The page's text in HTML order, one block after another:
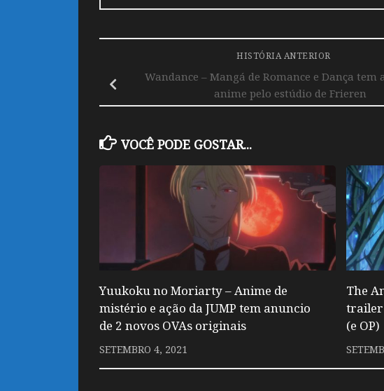
HISTÓRIA ANTERIOR
Wandance – Mangá de Romance e Dança tem
anime pelo estúdio de Frieren
VOCÊ PODE GOSTAR...
Yuukoku no Moriarty – Anime de
mistério e ação da JUMP tem anuncio
de 2 novos OVAs originais
SETEMBRO 4, 2021
The
trailer
(e OP)